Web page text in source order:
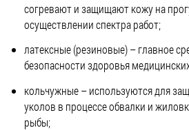
согревают и защищают кожу на
осуществлении спектра работ;
латексные (резиновые) – главное
безопасности здоровья
кольчужные – используются для
уколов в процессе обвалки и
рыбы;